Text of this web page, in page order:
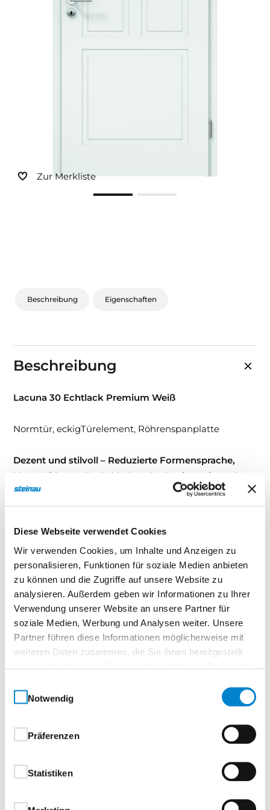
Diese Webseite verwendet Cookies
Wir verwenden Cookies, um Inhalte und Anzeigen zu
personalisieren, Funktionen für soziale Medien anbieten
zu können und die Zugriffe auf unsere Website zu
analysieren. Außerdem geben wir Informationen zu Ihrer
Verwendung unserer Website an unsere Partner für
soziale Medien, Werbung und Analysen weiter. Unsere
Partner führen diese Informationen möglicherweise mit
weiteren Daten zusammen, die Sie ihnen bereitgestellt
Notwendig
Präferenzen
Statistiken
Sonnen- und Insektenschutz
Hochwasser­schutz
Zur Merkliste
Beschreibung Eigenschaften
Beschreibung
Lacuna 30 Echtlack Premium Weiß
Normtür, eckigTürelement, Röhrenspanplatte
Dezent und stilvoll – Reduzierte Formensprache,
klare Wirkung. Zurückhaltendes Design mit starker
Präsenz.
Diese Türserie verbindet eine hochwertige
Echtlack-Oberfläche mit einer klaren, reduzierten
das sowohl in klassische als auch moderne
Wohnwelten passt.Ob zeitlos elegant oder puristisch
modern: Dieses Türdesign lässt sich vielseitig
interpretieren und individuell inszenieren. Denn
echter Stil kennt keine Grenzen – nur Möglichkeiten.
Ihre Vorteile auf einen Blick:
Hochwertige Echtlack-Oberfläche – langlebig,
Reduziertes Design – für eine klare, ruhige
Raumwirkung
modern
Einrichtungskonzept
Dezent. Stilvoll. Vielseitig. Diese Tür ist die ideale Wahl